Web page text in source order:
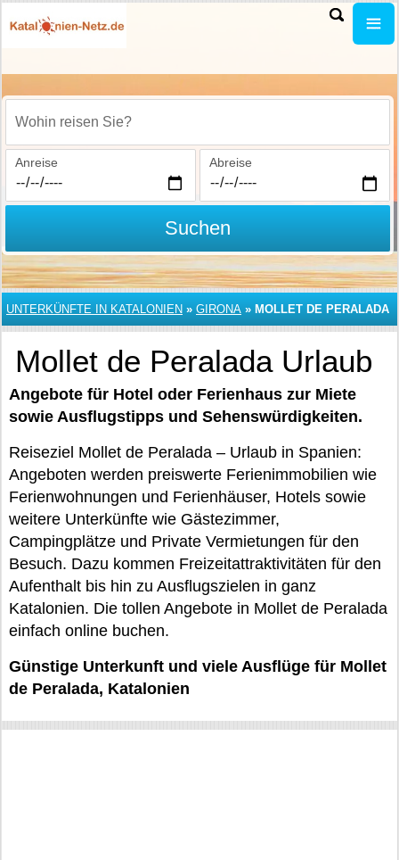
Wohin reisen Sie?
Anreise Abreise
Suchen
UNTERKÜNFTE IN KATALONIEN » GIRONA » MOLLET DE PERALADA
Mollet de Peralada Urlaub
Angebote für Hotel oder Ferienhaus zur Miete
sowie Ausflugstipps und Sehenswürdigkeiten.
Reiseziel Mollet de Peralada – Urlaub in Spanien:
Angeboten werden preiswerte Ferienimmobilien wie
Ferienwohnungen und Ferienhäuser, Hotels sowie
weitere Unterkünfte wie Gästezimmer,
Campingplätze und Private Vermietungen für den
Besuch. Dazu kommen Freizeitattraktivitäten für den
Aufenthalt bis hin zu Ausflugszielen in ganz
Katalonien. Die tollen Angebote in Mollet de Peralada
einfach online buchen.
Günstige Unterkunft und viele Ausflüge für Mollet
de Peralada, Katalonien